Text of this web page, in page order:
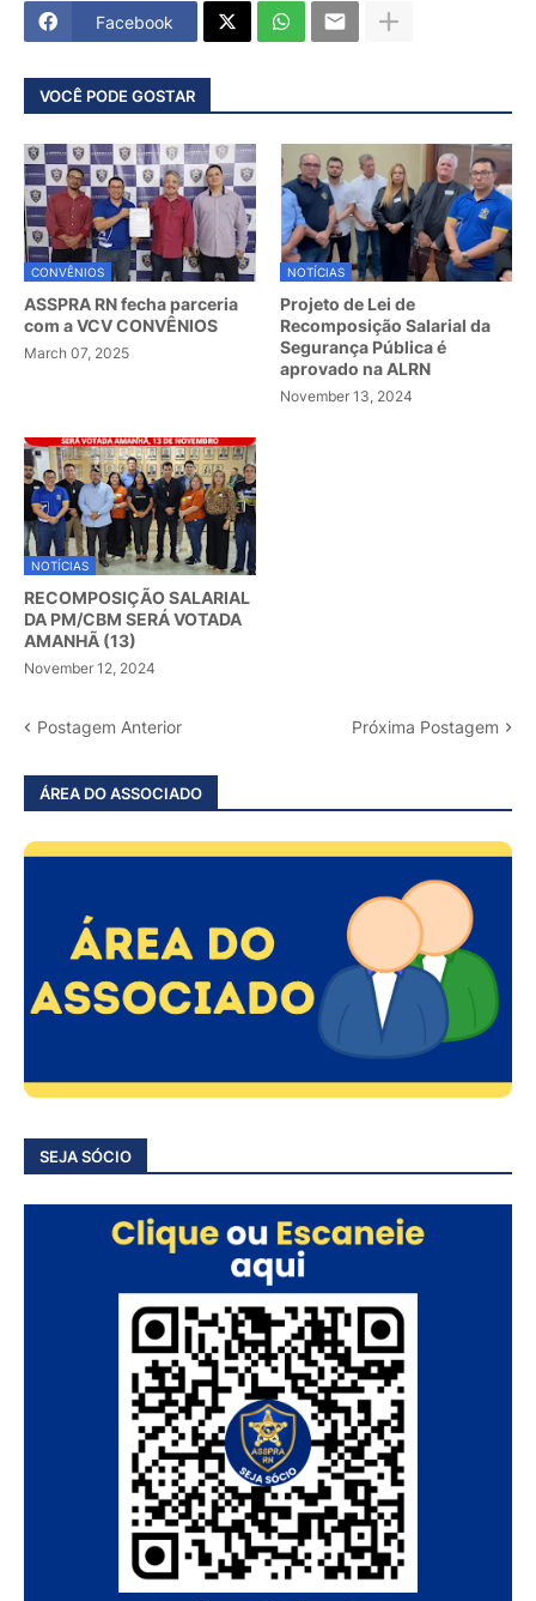
Facebook
VOCÊ PODE GOSTAR
CONVÊNIOS
ASSPRA RN fecha parceria
com a VCV CONVÊNIOS
March 07, 2025
NOTÍCIAS
Projeto de Lei de
Recomposição Salarial da
Segurança Pública é
aprovado na ALRN
November 13, 2024
NOTÍCIAS
RECOMPOSIÇÃO SALARIAL
DA PM/CBM SERÁ VOTADA
AMANHÃ (13)
November 12, 2024
Postagem Anterior Próxima Postagem
ÁREA DO ASSOCIADO
SEJA SÓCIO